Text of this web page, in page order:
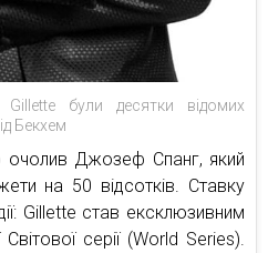
були десятки відомих
Бекхем
Джозеф Спанг, який
на 50 відсотків. Ставку
Gillette став ексклюзивним
серії (World Series).